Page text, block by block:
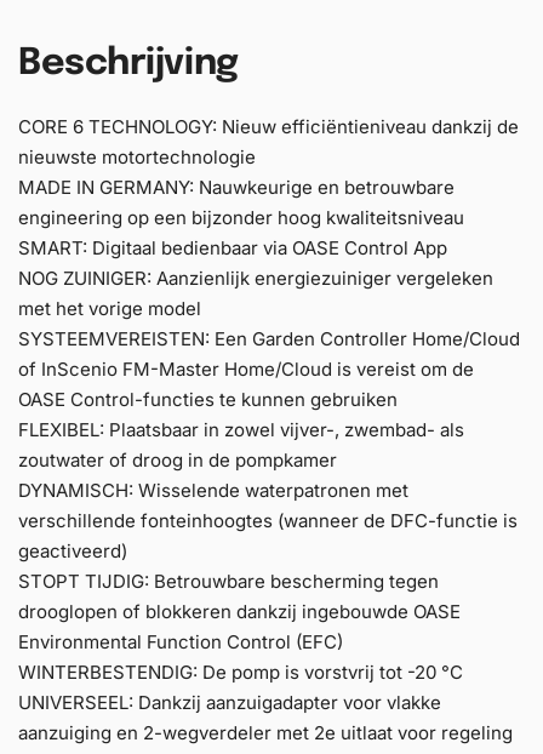
Beschrijving
CORE 6 TECHNOLOGY: Nieuw efficiëntieniveau dankzij de
nieuwste motortechnologie
MADE IN GERMANY: Nauwkeurige en betrouwbare
engineering op een bijzonder hoog kwaliteitsniveau
SMART: Digitaal bedienbaar via OASE Control App
NOG ZUINIGER: Aanzienlijk energiezuiniger vergeleken
met het vorige model
SYSTEEMVEREISTEN: Een Garden Controller Home/Cloud
of InScenio FM-Master Home/Cloud is vereist om de
OASE Control-functies te kunnen gebruiken
FLEXIBEL: Plaatsbaar in zowel vijver-, zwembad- als
zoutwater of droog in de pompkamer
DYNAMISCH: Wisselende waterpatronen met
verschillende fonteinhoogtes (wanneer de DFC-functie is
geactiveerd)
STOPT TIJDIG: Betrouwbare bescherming tegen
drooglopen of blokkeren dankzij ingebouwde OASE
Environmental Function Control (EFC)
WINTERBESTENDIG: De pomp is vorstvrij tot -20 °C
UNIVERSEEL: Dankzij aanzuigadapter voor vlakke
aanzuiging en 2-wegverdeler met 2e uitlaat voor regeling